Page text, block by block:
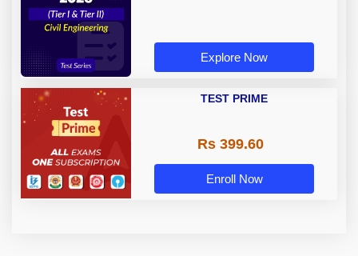
Explore Now
TEST PRIME
Rs 399.60
Enroll Now